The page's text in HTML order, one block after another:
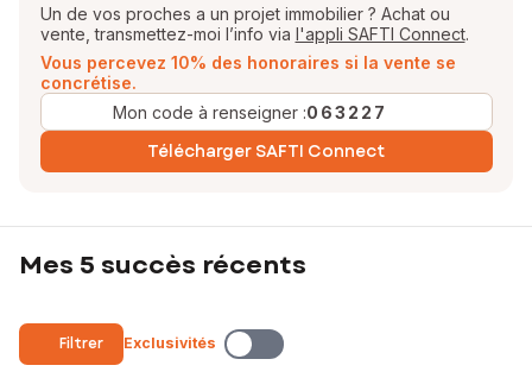
Un de vos proches a un projet immobilier ? Achat ou
vente, transmettez-moi l’info via l'appli SAFTI Connect.
Vous percevez 10% des honoraires si la vente se
concrétise.
Mon code à renseigner :063227
Télécharger SAFTI Connect
Mes 5 succès récents
Filtrer Exclusivités